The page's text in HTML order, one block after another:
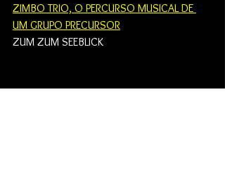
ZIMBO TRIO, O PERCURSO MUSICAL DE
UM GRUPO PRECURSOR
ZUM ZUM SEEBLICK